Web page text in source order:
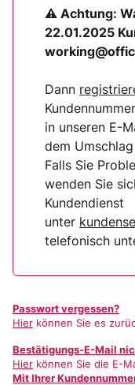
⚠ Achtung:
22.01.2025
Dann
in unseren E-
dem
Falls Sie
wenden Sie
Kundendienst
unter
telefonisch
Passwort vergessen?
Hier können Sie es
Bestätigungs-E-Mail
Hier können Sie die E-
Mit Ihrer